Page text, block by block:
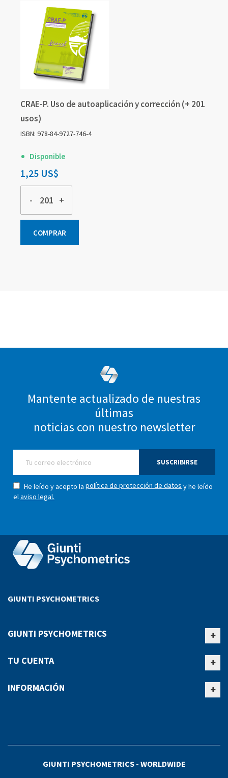
CRAE-P. Uso de autoaplicación y corrección (+ 201
usos)
ISBN: 978-84-9727-746-4
Disponible
1,25 US$
- +
COMPRAR
Mantente actualizado de nuestras
últimas
noticias con nuestro newsletter
SUSCRIBIRSE
He leído y acepto la política de protección de datos y he leído
elaviso legal.
GIUNTI PSYCHOMETRICS
GIUNTI PSYCHOMETRICS
TU CUENTA
INFORMACIÓN
GIUNTI PSYCHOMETRICS - WORLDWIDE